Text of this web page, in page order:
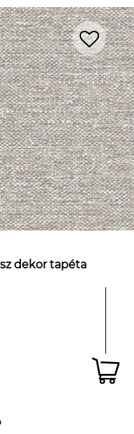
dekor tapéta